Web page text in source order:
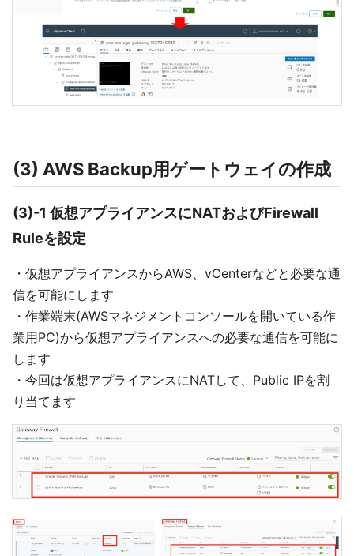
(3) AWS Backup用ゲートウェイの作成
(3)-1 仮想アプライアンスにNATおよびFirewall
Ruleを設定
・仮想アプライアンスからAWS、vCenterなどと必要な通
信を可能にします
・作業端末(AWSマネジメントコンソールを開いている作
業用PC)から仮想アプライアンスへの必要な通信を可能に
します
・今回は仮想アプライアンスにNATして、Public IPを割
り当てます